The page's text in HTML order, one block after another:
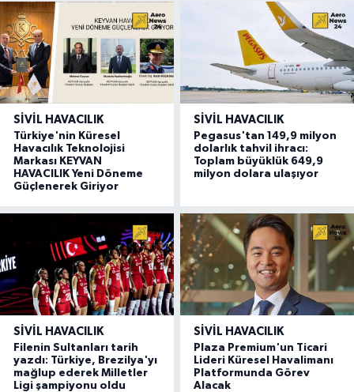
SIVIL HAVACILIK
Türkiye'nin Küresel
Havacılık Teknolojisi
Markası KEYVAN
HAVACILIK Yeni Döneme
Güçlenerek Giriyor
SIVIL HAVACILIK
Pegasus'tan 149,9 milyon
dolarlık tahvil ihracı:
Toplam büyüklük 649,9
milyon dolara ulaşıyor
SIVIL HAVACILIK
Filenin Sultanları tarih
yazdı: Türkiye, Brezilya'yı
mağlup ederek Milletler
Ligi şampiyonu oldu
SIVIL HAVACILIK
Plaza Premium'un Ticari
Lideri Küresel Havalimanı
Platformunda Görev
Alacak